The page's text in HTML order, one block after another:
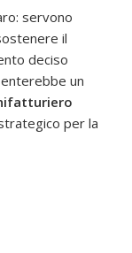
servono
il
deciso
un
per la